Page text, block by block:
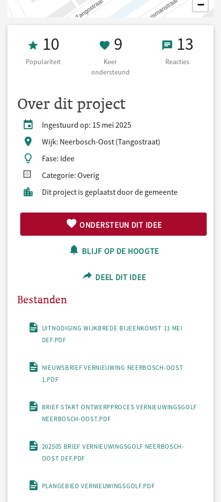
−
Populariteit 10
10
Populariteit
9 Keer
9
Keer
ondersteund
1313
Reacties
Over dit project
Ingestuurd op: 15 mei 2025
Wijk: Neerbosch-Oost (Tangostraat)
Fase: Idee
Categorie: Overig
Dit project is geplaatst door de gemeente
ONDERSTEUN DIT IDEE
BLIJF OP DE HOOGTE
DEEL DIT IDEE
Bestanden
UITNODIGING WIJKBREDE BIJEENKOMST 11 MEI
DEF.PDF
NIEUWSBRIEF VERNIEUWING NEERBOSCH-OOST
1.PDF
BRIEF START ONTWERPPROCES VERNIEUWINGSGOLF
NEERBOSCH-OOST.PDF
202505 BRIEF VERNIEUWINGSGOLF NEERBOSCH-
OOST DEF.PDF
PLANGEBIED VERNIEUWINGSGOLF.PDF